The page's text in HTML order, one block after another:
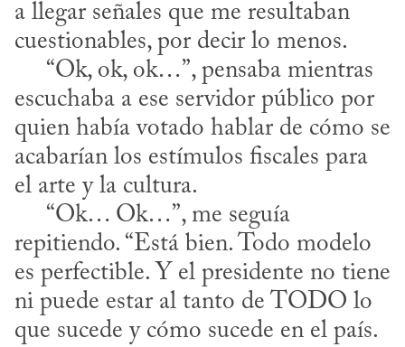
a llegar señales que me resultaban
cuestionables, por decir lo menos.
escuchaba a ese servidor público por
quien había votado hablar de cómo se
acabarían los estímulos fiscales para
el arte y la cultura.
repitiendo. “Está bien. Todo modelo
es perfectible. Y el presidente no tiene
ni puede estar al tanto de TODO lo
que sucede y cómo sucede en el país.